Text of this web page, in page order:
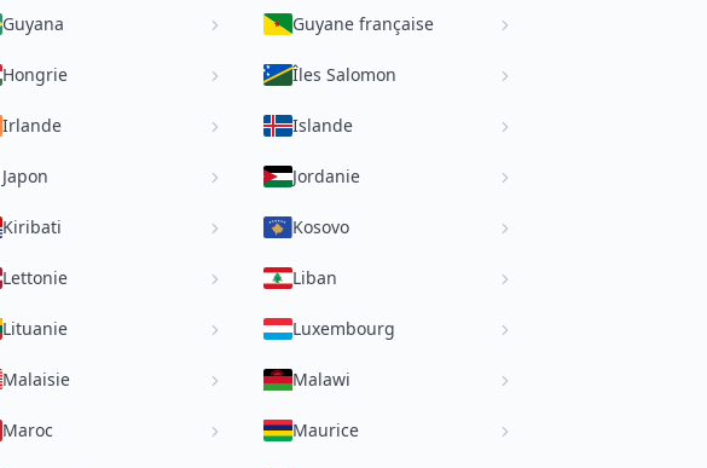
Guyana Guyane française
Hongrie Îles Salomon
Irlande Islande
Japon Jordanie
Kiribati Kosovo
Lettonie Liban
Lituanie Luxembourg
Malaisie Malawi
Maroc Maurice